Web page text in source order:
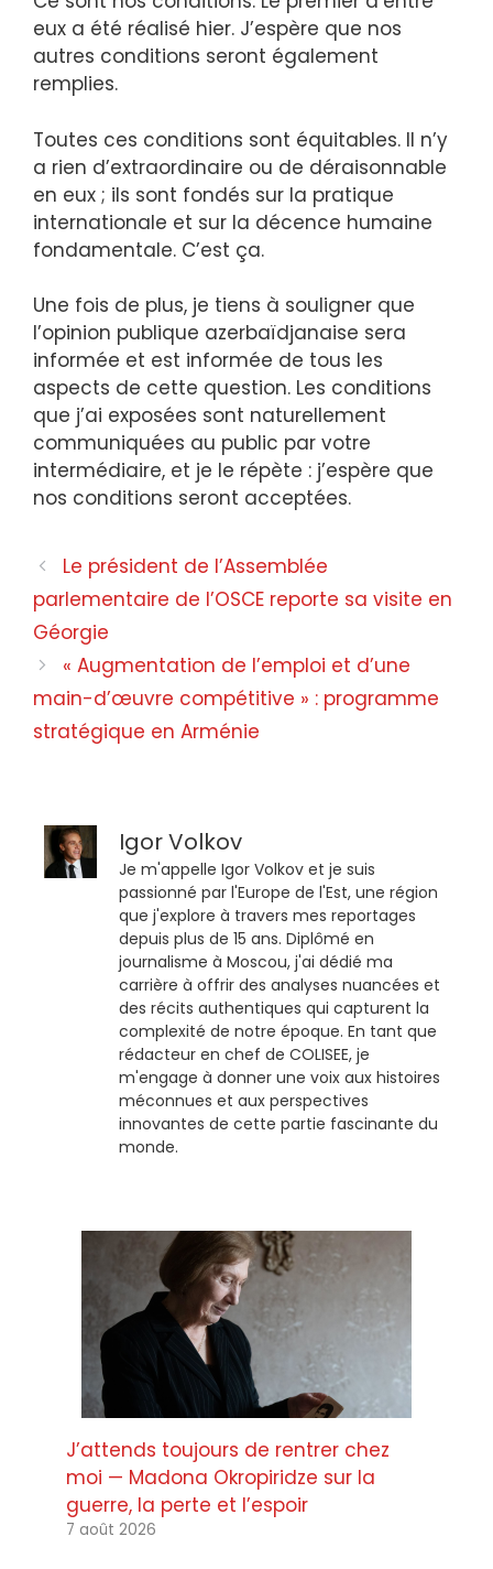
eux a été réalisé hier. J’espère que nos
autres conditions seront également
remplies.
Toutes ces conditions sont équitables. Il n’y
a rien d’extraordinaire ou de déraisonnable
en eux ; ils sont fondés sur la pratique
internationale et sur la décence humaine
fondamentale. C’est ça.
Une fois de plus, je tiens à souligner que
l’opinion publique azerbaïdjanaise sera
informée et est informée de tous les
aspects de cette question. Les conditions
que j’ai exposées sont naturellement
communiquées au public par votre
intermédiaire, et je le répète : j’espère que
nos conditions seront acceptées.
Le président de l’Assemblée
parlementaire de l’OSCE reporte sa visite en
Géorgie
« Augmentation de l’emploi et d’une
main-d’œuvre compétitive » : programme
stratégique en Arménie
Igor Volkov
Je m'appelle Igor Volkov et je suis
passionné par l'Europe de l'Est, une région
que j'explore à travers mes reportages
depuis plus de 15 ans. Diplômé en
journalisme à Moscou, j'ai dédié ma
carrière à offrir des analyses nuancées et
des récits authentiques qui capturent la
complexité de notre époque. En tant que
rédacteur en chef de COLISEE, je
m'engage à donner une voix aux histoires
méconnues et aux perspectives
innovantes de cette partie fascinante du
monde.
J’attends toujours de rentrer chez
moi — Madona Okropiridze sur la
guerre, la perte et l’espoir
7 août 2026